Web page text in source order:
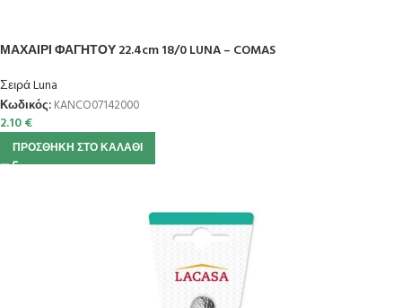
ΜΑΧΑΙΡΙ ΦΑΓΗΤΟΥ 22.4cm 18/0 LUNA – COMAS
Σειρά Luna
Κωδικός: KANCO07142000
2.10€
ΠΡΟΣΘΉΚΗ ΣΤΟ ΚΑΛΆΘΙ